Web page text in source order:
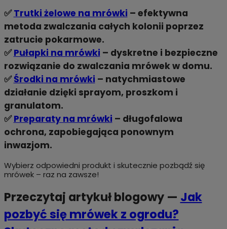
✅ Trutki żelowe na mrówki – efektywna
metoda zwalczania całych kolonii poprzez
zatrucie pokarmowe.
✅ Pułapki na mrówki – dyskretne i bezpieczne
rozwiązanie do zwalczania mrówek w domu.
✅Środki na mrówki – natychmiastowe
działanie dzięki sprayom, proszkom i
granulatom.
✅ Preparaty na mrówki – długofalowa
ochrona, zapobiegająca ponownym
inwazjom.
Wybierz odpowiedni produkt i skutecznie pozbądź się
mrówek – raz na zawsze!
Przeczytaj artykuł blogowy — Jak
pozbyć się mrówek z ogrodu?